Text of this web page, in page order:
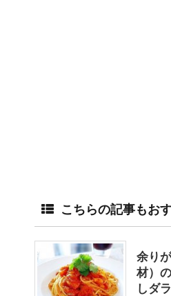
こちらの記事もお
余り
材）
しダ